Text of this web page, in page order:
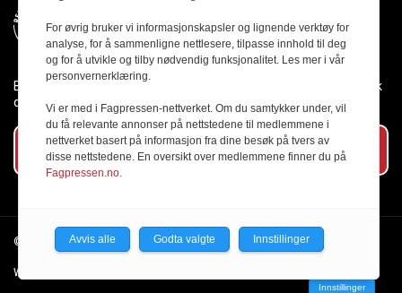
Byggmesteren følger Vær Varsom-plakaten og presseetikken slik
den er nedfelt i Redaktørplakaten.
Abonner på vårt nyhetsbrev
© 2026 Byggmesteren. Personvernerklæring.
Webutvikling av Creatur
Innstillinger
For øvrig bruker vi informasjonskapsler og lignende verktøy for
analyse, for å sammenligne nettlesere, tilpasse innhold til deg
og for å utvikle og tilby nødvendig funksjonalitet. Les mer i vår
personvernerklæring.
Vi er med i Fagpressen-nettverket. Om du samtykker under, vil
du få relevante annonser på nettstedene til medlemmene i
nettverket basert på informasjon fra dine besøk på tvers av
disse nettstedene. En oversikt over medlemmene finner du på
Fagpressen.no.
Avvis alle Godta valgte Innstillinger